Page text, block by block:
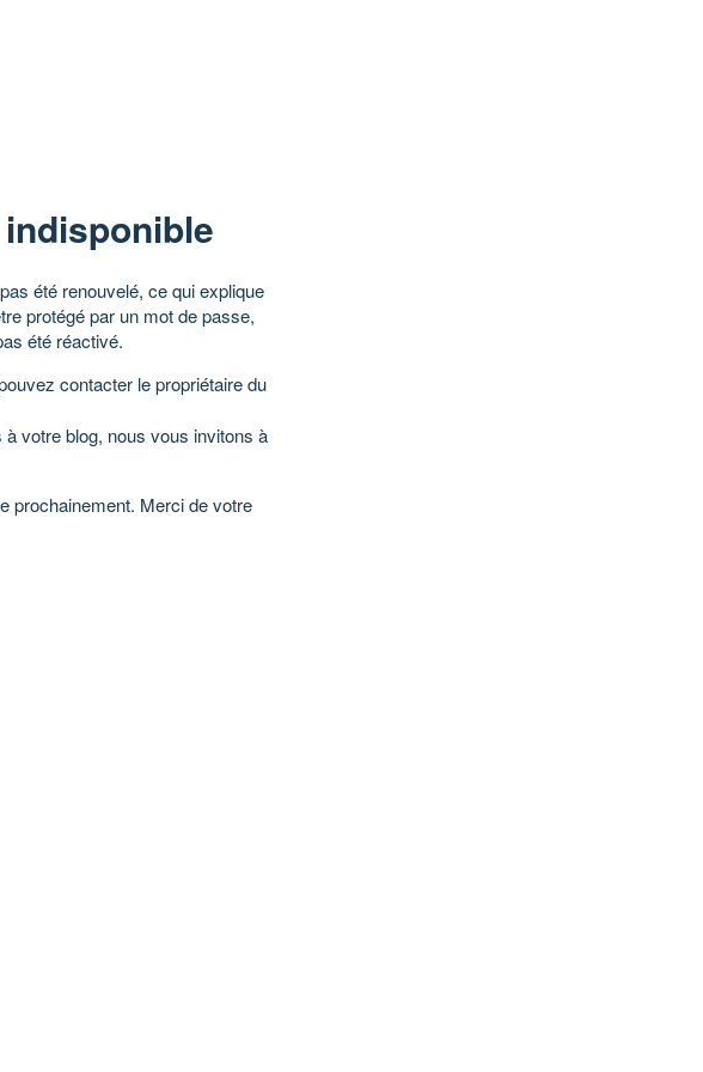
été renouvelé, ce qui explique
protégé par un mot de passe,
été réactivé.
contacter le propriétaire du
votre blog, nous vous invitons à
prochainement. Merci de votre